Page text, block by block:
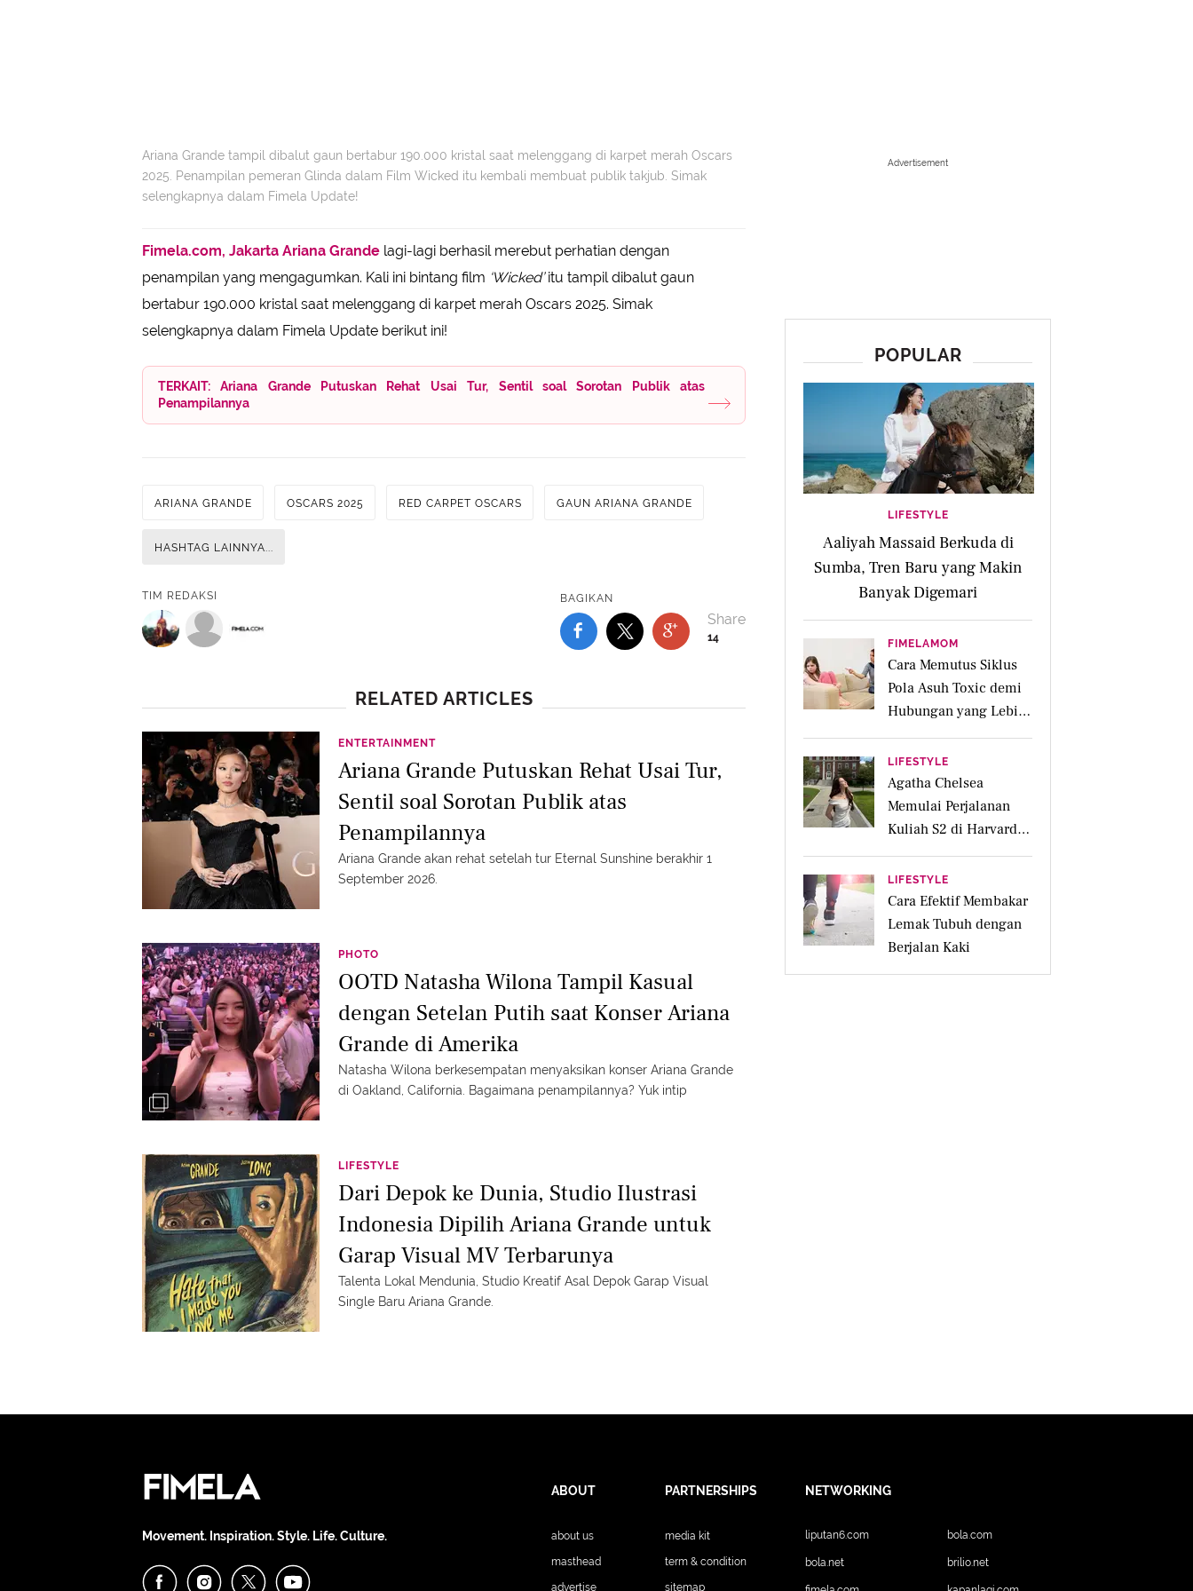
Ariana Grande tampil dibalut gaun bertabur 190.000 kristal saat melenggang di karpet merah Oscars
2025. Penampilan pemeran Glinda dalam Film Wicked itu kembali membuat publik takjub. Simak
selengkapnya dalam Fimela Update!
Fimela.com, Jakarta Ariana Grande lagi-lagi berhasil merebut perhatian dengan
penampilan yang mengagumkan. Kali ini bintang film ‘Wicked’itu tampil dibalut gaun
bertabur 190.000 kristal saat melenggang di karpet merah Oscars 2025. Simak
selengkapnya dalam Fimela Update berikut ini!
TERKAIT: Ariana Grande Putuskan Rehat Usai Tur, Sentil soal Sorotan Publik atas
Penampilannya
ARIANA GRANDE OSCARS 2025 RED CARPET OSCARS GAUN ARIANA GRANDE
HASHTAG LAINNYA...
TIM REDAKSI BAGIKAN
14
RELATED ARTICLES
ENTERTAINMENT
Ariana Grande Putuskan Rehat Usai Tur,
Sentil soal Sorotan Publik atas
Penampilannya
Ariana Grande akan rehat setelah tur Eternal Sunshine berakhir 1
September 2026.
PHOTO
OOTD Natasha Wilona Tampil Kasual
dengan Setelan Putih saat Konser Ariana
Grande di Amerika
Natasha Wilona berkesempatan menyaksikan konser Ariana Grande
di Oakland, California. Bagaimana penampilannya? Yuk intip
LIFESTYLE
Dari Depok ke Dunia, Studio Ilustrasi
Indonesia Dipilih Ariana Grande untuk
Garap Visual MV Terbarunya
Talenta Lokal Mendunia, Studio Kreatif Asal Depok Garap Visual
Single Baru Ariana Grande.
Advertisement
POPULAR
LIFESTYLE
Aaliyah Massaid Berkuda di
Sumba, Tren Baru yang Makin
Banyak Digemari
FIMELAMOM
Cara Memutus Siklus
Pola Asuh Toxic demi
Hubungan yang Lebih
Sehat dengan Anak
LIFESTYLE
Agatha Chelsea
Memulai Perjalanan
Kuliah S2 di Harvard
University
LIFESTYLE
Cara Efektif Membakar
Lemak Tubuh dengan
Berjalan Kaki
Movement. Inspiration. Style. Life. Culture.
ABOUT PARTNERSHIPS
about us media kit
masthead term & condition
advertise sitemap
NETWORKING
liputan6.com bola.com
bola.net brilio.net